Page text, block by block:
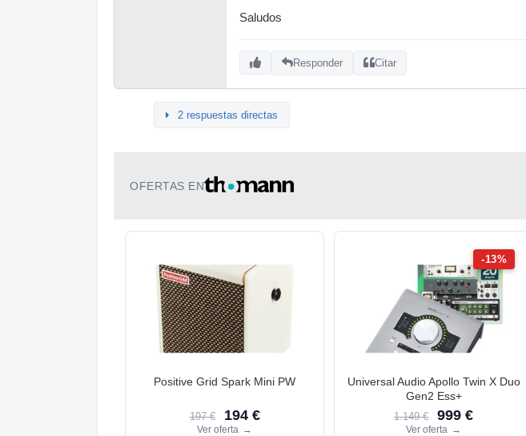
Saludos
Responder Citar
2 respuestas directas
OFERTAS EN
Positive Grid Spark Mini PW
197 € 194 €
Ver oferta →
-13%
Universal Audio Apollo Twin X Duo
Gen2 Ess+
1.149 € 999 €
Ver oferta →